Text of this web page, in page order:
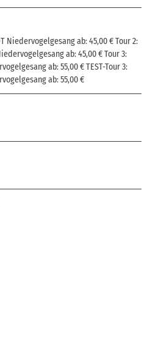
Niedervogelgesang ab: 45,00 € Tour 2:
ab: 45,00 € Tour 3:
ab: 55,00 € TEST-Tour 3:
ab: 55,00 €